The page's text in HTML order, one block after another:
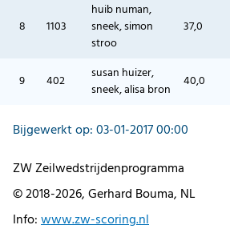
8 1103
huib numan,
sneek, simon
stroo
37,0
9 402
susan huizer,
sneek, alisa bron
40,0
Bijgewerkt op: 03-01-2017 00:00
ZW Zeilwedstrijdenprogramma
© 2018-2026, Gerhard Bouma, NL
Info:www.zw-scoring.nl